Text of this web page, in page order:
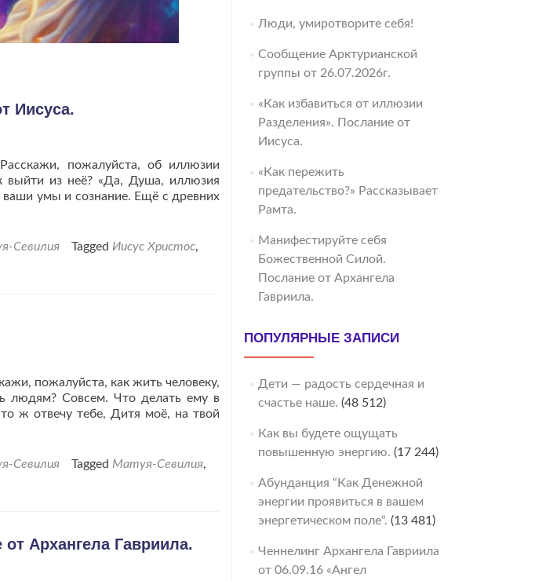
Иисуса.
пожалуйста, об иллюзии
выйти из неё? «Да, Душа, иллюзия
ваши умы и сознание. Ещё с древних
Севилия Tagged Иисус Христос,
пожалуйста, как жить человеку,
людям? Совсем. Что делать ему в
ж отвечу тебе, Дитя моё, на твой
Севилия Tagged Матуя-Севилия,
Архангела Гавриила.
Люди, умиротворите себя!
Сообщение Арктурианской
группы от 26.07.2026г.
«Как избавиться от иллюзии
Разделения». Послание от
Иисуса.
«Как пережить
предательство?» Рассказывает
Рамта.
Манифестируйте себя
Божественной Силой.
Послание от Архангела
Гавриила.
ПОПУЛЯРНЫЕ ЗАПИСИ
Дети — радость сердечная и
счастье наше. (48 512)
Как вы будете ощущать
повышенную энергию. (17 244)
Абунданция “Как Денежной
энергии проявиться в вашем
энергетическом поле“. (13 481)
Ченнелинг Архангела Гавриила
от 06.09.16 «Ангел